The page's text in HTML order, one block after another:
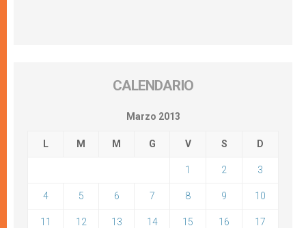
CALENDARIO
Marzo 2013
L M M G V S D
1 2 3
4 5 6 7 8 9 10
11 12 13 14 15 16 17